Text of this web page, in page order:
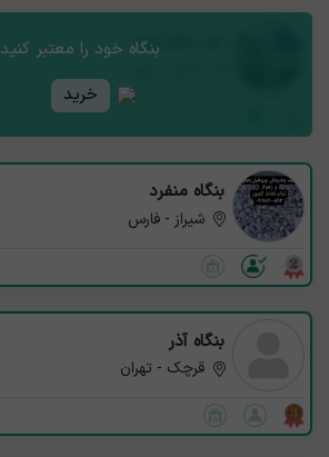
بنگاه خود را معتبر کنید
خرید
نام بنگاه شما
بنگاه منفرد
شیراز - فارس
بنگاه آذر
قرچک - تهران